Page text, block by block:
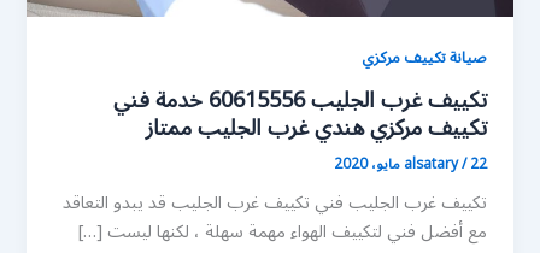
صيانة تكييف مركزي
تكييف غرب الجليب 60615556 خدمة فني
تكييف مركزي هندي غرب الجليب ممتاز
alsatary/22 مايو، 2020
تكييف غرب الجليب فني تكييف غرب الجليب قد يبدو التعاقد
مع أفضل فني لتكييف الهواء مهمة سهلة ، لكنها ليست […]